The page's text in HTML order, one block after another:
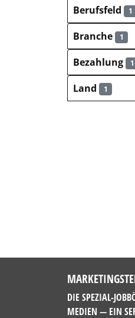
Berufsfeld
1
Branche 1
Bezahlung 1
Land 1
DIE SPEZIAL-
MEDIEN — EIN